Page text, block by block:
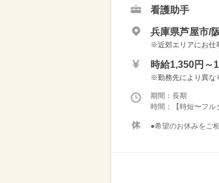
看護助手
兵庫県芦屋市/
※近郊エリアにお仕
時給1,350円～
※勤務先により異な
期間：長期
時間：【時短〜フ
●希望のお休みをご